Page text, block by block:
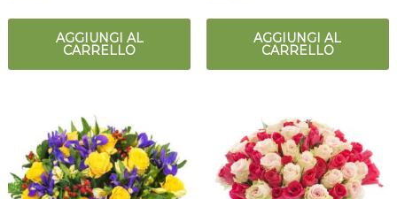
AGGIUNGI AL
CARRELLO
AGGIUNGI AL
CARRELLO